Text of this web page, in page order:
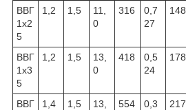
ВВГ
1x2
5
1,2 1,5
11,
0
316
0,7
27
148
ВВГ
1x3
5
1,2 1,5
13,
0
418
0,5
24
178
ВВГ
1,4 1,5
13,
554
0,3
217